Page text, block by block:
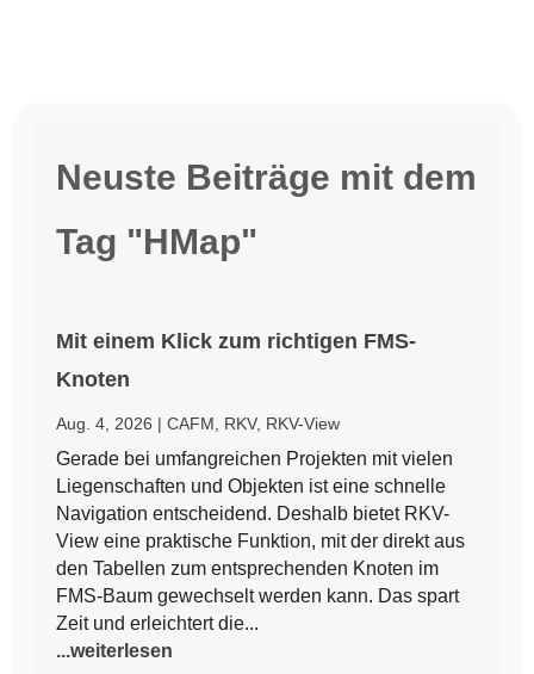
Neuste Beiträge mit dem
Tag "HMap"
Mit einem Klick zum richtigen FMS-
Knoten
Aug. 4, 2026 |CAFM RKV, RKV-View
Gerade bei umfangreichen Projekten mit vielen
Liegenschaften und Objekten ist eine schnelle
Navigation entscheidend. Deshalb bietet RKV-
View eine praktische Funktion, mit der direkt aus
den Tabellen zum entsprechenden Knoten im
FMS-Baum gewechselt werden kann. Das spart
Zeit und erleichtert die...
...weiterlesen